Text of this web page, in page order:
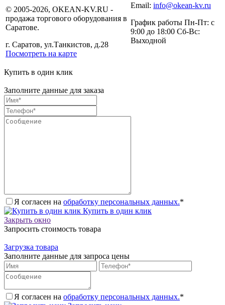
© 2005-2026, OKEAN-KV.RU -
продажа торгового оборудования в
Саратове.
г. Саратов, ул.Танкистов, д.28
Посмотреть на карте
Email: info@okean-kv.ru
График работы Пн-Пт: с
9:00 до 18:00 Сб-Вс:
Выходной
Купить в один клик
Заполните данные для заказа
Я согласен на обработку персональных данных.*
Купить в один клик
Закрыть окно
Запросить стоимость товара
Загрузка товара
Заполните данные для запроса цены
Я согласен на обработку персональных данных.*